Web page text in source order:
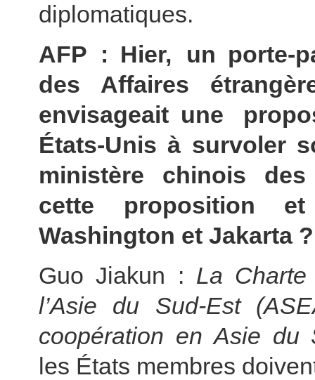
diplomatiques.
AFP : Hier, un porte-
des Affaires
envisageait une
États-Unis à survoler
ministère chinois
cette proposition
Washington et Jakarta ?
Guo Jiakun : La
l’Asie du Sud-Est
coopération en Asie du
les États membres